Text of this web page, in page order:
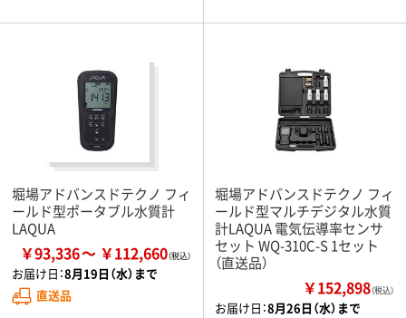
堀場アドバンスドテクノ フィ
ールド型ポータブル水質計
LAQUA
￥93,336 ￥112,660
お届け日：8月19日（水）まで
直送品
堀場アドバンスドテクノ フィ
ールド型マルチデジタル水質
計LAQUA 電気伝導率センサ
セット WQ-310C-S 1セット
（直送品）
￥152,898（税込）
お届け日：8月26日（水）まで